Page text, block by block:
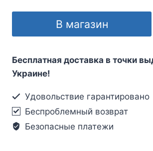
В магазин
Бесплатная доставка в точки
Украине!
Удовольствие гарантировано
Беспроблемный возврат
Безопасные платежи